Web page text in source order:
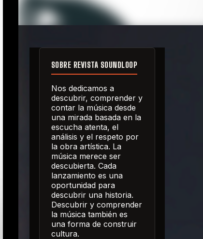
SOBRE REVISTA SOUNDLOOP
Nos dedicamos a
descubrir, comprender y
contar la música desde
una mirada basada en la
escucha atenta, el
análisis y el respeto por
la obra artística. La
música merece ser
descubierta. Cada
lanzamiento es una
oportunidad para
descubrir una historia.
Descubrir y comprender
la música también es
una forma de construir
cultura.